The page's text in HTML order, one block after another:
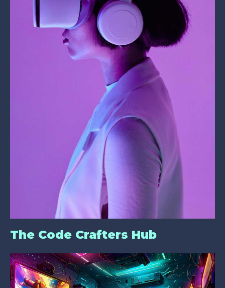
The Code Crafters Hub